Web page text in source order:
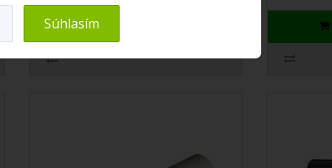
DO KOŠÍKA
Súhlasím